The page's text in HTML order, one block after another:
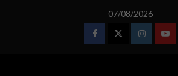
07/08/2026
FacebookTwitterInstagram